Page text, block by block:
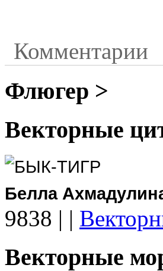
Комментарии
Флюгер >
Векторные
БЫК-ТИГР
Белла
9838 | |
Векторные